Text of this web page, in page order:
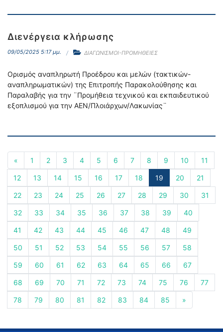
Διενέργεια κλήρωσης
09/05/2025 5:17 μμ. ΔΙΑΓΩΝΙΣΜΟΙ-ΠΡΟΜΗΘΕΙΕΣ
Ορισμός αναπληρωτή Προέδρου και μελών (τακτικών-
αναπληρωματικών) της Επιτροπής Παρακολούθησης και
Παραλαβής για την ¨Προμήθεια τεχνικού και εκπαιδευτικού
εξοπλισμού για την ΑΕΝ/Πλοιάρχων/Λακωνίας¨
« 1 2 3 4 5 6 7 8 9 10 11
12 13 14 15 16 17 18 19 20 21
22 23 24 25 26 27 28 29 30 31
32 33 34 35 36 37 38 39 40
41 42 43 44 45 46 47 48 49
50 51 52 53 54 55 56 57 58
59 60 61 62 63 64 65 66 67
68 69 70 71 72 73 74 75 76 77
78 79 80 81 82 83 84 85 »